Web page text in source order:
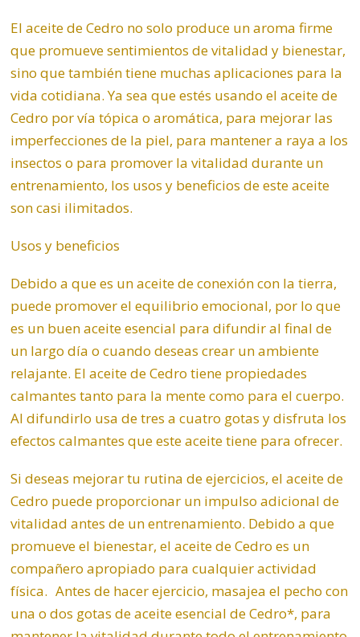
El aceite de Cedro no solo produce un aroma firme
que promueve sentimientos de vitalidad y bienestar,
sino que también tiene muchas aplicaciones para la
vida cotidiana. Ya sea que estés usando el aceite de
Cedro por vía tópica o aromática, para mejorar las
imperfecciones de la piel, para mantener a raya a los
insectos o para promover la vitalidad durante un
entrenamiento, los usos y beneficios de este aceite
son casi ilimitados.
Usos y beneficios
Debido a que es un aceite de conexión con la tierra,
puede promover el equilibrio emocional, por lo que
es un buen aceite esencial para difundir al final de
un largo día o cuando deseas crear un ambiente
relajante. El aceite de Cedro tiene propiedades
calmantes tanto para la mente como para el cuerpo.
Al difundirlo usa de tres a cuatro gotas y disfruta los
efectos calmantes que este aceite tiene para ofrecer.
Si deseas mejorar tu rutina de ejercicios, el aceite de
Cedro puede proporcionar un impulso adicional de
vitalidad antes de un entrenamiento. Debido a que
promueve el bienestar, el aceite de Cedro es un
compañero apropiado para cualquier actividad
física. Antes de hacer ejercicio, masajea el pecho con
una o dos gotas de aceite esencial de Cedro*, para